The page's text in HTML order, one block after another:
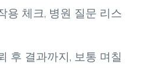
용 체크, 병원 질문 리스
후 결과까지, 보통 며칠